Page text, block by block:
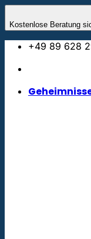
Kostenlose Beratung
+49 89 628